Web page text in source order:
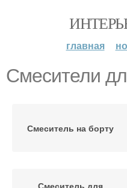
главная
Смесители
Смеситель на борту
Смеситель для